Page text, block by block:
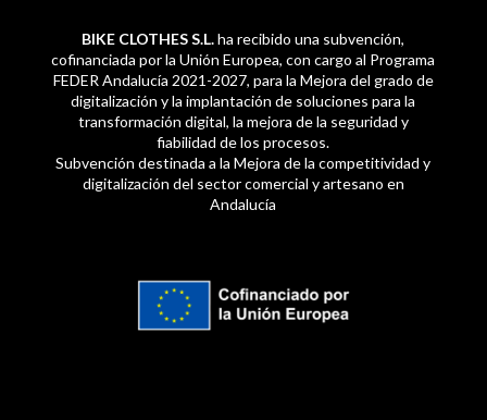
BIKE CLOTHES S.L.ha recibido una subvención,
cofinanciada por la Unión Europea, con cargo al Programa
FEDER Andalucía 2021-2027, para la Mejora del grado de
digitalización y la implantación de soluciones para la
transformación digital, la mejora de la seguridad y
fiabilidad de los procesos.
Subvención destinada a la Mejora de la competitividad y
digitalización del sector comercial y artesano en
Andalucía